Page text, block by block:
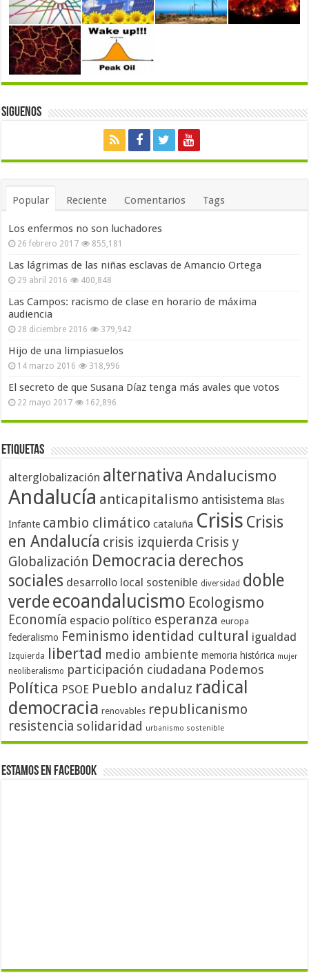
Siguenos
Popular Reciente Comentarios Tags
Los enfermos no son luchadores
26 febrero 2017 855,181
Las lágrimas de las niñas esclavas de Amancio Ortega
29 abril 2016 400,848
Las Campos: racismo de clase en horario de máxima
audiencia
28 diciembre 2016 379,942
Hijo de una limpiasuelos
14 marzo 2016 318,996
El secreto de que Susana Díaz tenga más avales que votos
22 mayo 2017 162,896
Etiquetas
alterglobalización alternativa Andalucismo
Andalucía anticapitalismo antisistema Blas
Infante cambio climático cataluña Crisis Crisis
en Andalucía crisis izquierda Crisis y
Globalización Democracia derechos
sociales desarrollo local sostenible diversidad doble
verdeecoandalucismo Ecologismo
Economía espacio político esperanza europa
federalismo Feminismo identidad cultural igualdad
Izquierda libertad medio ambiente memoria histórica mujer
neoliberalismo participación ciudadana Podemos
Política PSOE Pueblo andaluz radical
democracia renovables republicanismo
resistencia solidaridad urbanismo sostenible
Estamos en Facebook